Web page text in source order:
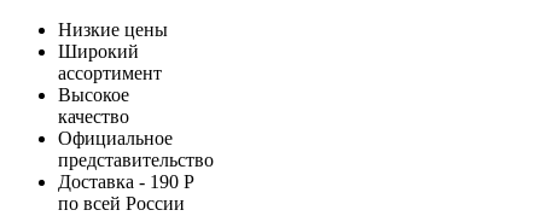
Низкие цены
Широкий
ассортимент
Высокое
качество
Официальное
представительство
Доставка - 190 Р
по всей России